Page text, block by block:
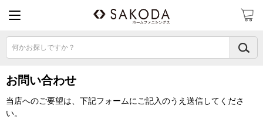
何かお探しですか？
お問い合わせ
当店へのご要望は、下記フォームにご記入のうえ送信してくださ
い。